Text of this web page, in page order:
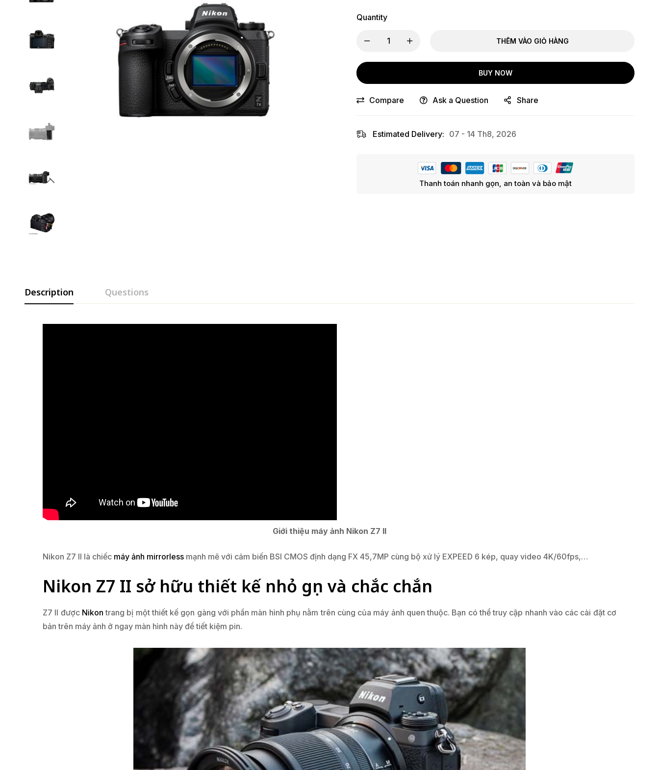
Quantity
THÊM VÀO GIỎ HÀNG
BUY NOW
Compare Ask a Question Share
Estimated Delivery: 07 - 14 Th8, 2026
Thanh toán nhanh gọn, an toàn và bảo mật
Description Questions
Giới thiệu máy ảnh Nikon Z7 II
Nikon Z7 II là chiếc máy ảnh mirrorless mạnh mẽ với cảm biến BSI CMOS định dạng FX 45,7MP cùng bộ xử lý EXPEED 6 kép, quay video 4K/60fps,…
Nikon Z7 II sở hữu thiết kế nhỏ gọn và chắc chắn
Z7 II được Nikon trang bị một thiết kế gọn gàng với phần màn hình phụ nằm trên cùng của máy ảnh quen thuộc. Bạn có thể truy cập nhanh vào các cài đặt cơ
bản trên máy ảnh ở ngay màn hình này để tiết kiệm pin.